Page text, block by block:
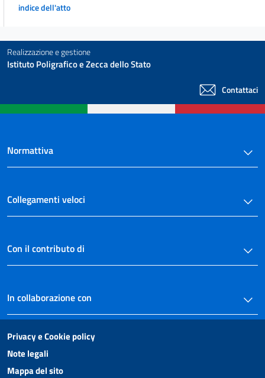
indice dell'atto
Realizzazione e gestione
Istituto Poligrafico e Zecca dello Stato
Contattaci
Normattiva
Collegamenti veloci
Con il contributo di
In collaborazione con
Privacy e Cookie policy
Note legali
Mappa del sito